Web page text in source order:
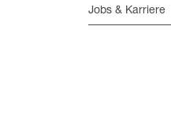
Jobs & Karriere